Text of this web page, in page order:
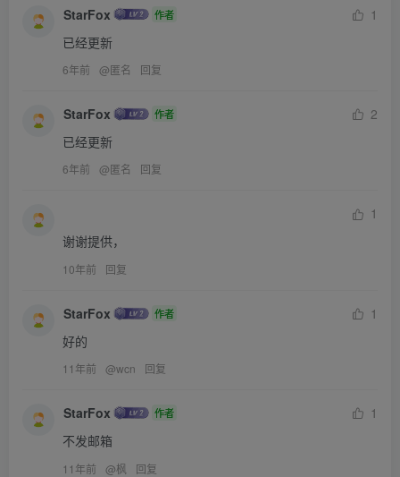
系统镜像下载：
Windows 系统激活工具：
系统下载
StarFox 作者
1
已经更新
6年前 @匿名 回复
StarFox 作者
2
已经更新
6年前 @匿名 回复
1
谢谢提供，
10年前 回复
StarFox 作者
1
好的
11年前 @wcn 回复
StarFox 作者
1
不发邮箱
11年前 @枫 回复